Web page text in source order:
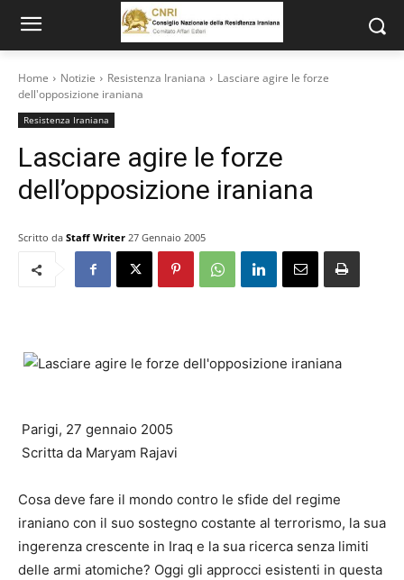
Home Notizie Resistenza Iraniana
Lasciare agire le forze
dell'opposizione iraniana
Resistenza Iraniana
Lasciare agire le forze
dell’opposizione iraniana
Scritto da Staff Writer 27 Gennaio 2005
Parigi, 27 gennaio 2005
Scritta da Maryam Rajavi
Cosa deve fare il mondo contro le sfide del regime
iraniano con il suo sostegno costante al terrorismo, la sua
ingerenza crescente in Iraq e la sua ricerca senza limiti
delle armi atomiche? Oggi gli approcci esistenti in questa